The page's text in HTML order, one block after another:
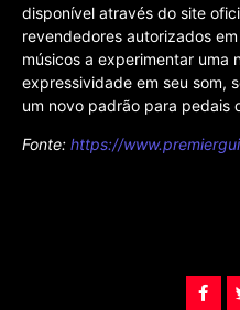
disponível através do site
revendedores autorizados
músicos a experimentar uma
expressividade em seu som,
um novo padrão para pedais
Fonte: https://